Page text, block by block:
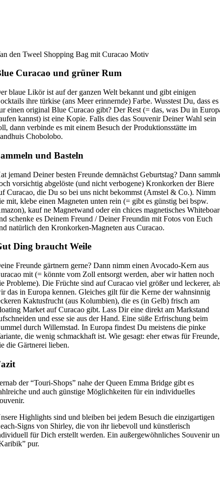
den Tweel Shopping Bag mit Curacao Motiv
Curacao und grüner Rum
blaue Likör ist auf der ganzen Welt bekannt und gibt einigen
ihre türkise (ans Meer erinnernde) Farbe. Wusstest Du, dass es
einen original Blue Curacao gibt? Der Rest (= das, was Du in
kannst) ist eine Kopie. Falls dies das Souvenir Deiner Wahl sein
dann verbinde es mit einem Besuch der Produktionsstätte im
Chobolobo.
und Basteln
jemand Deiner besten Freunde demnächst Geburtstag? Dann
vorsichtig abgelöste (und nicht verbogene) Kronkorken der Biere
Curacao, die Du so bei uns nicht bekommst (Amstel & Co.). Nimm
mit, klebe einen Magneten unten rein (= gibt es günstig bei bspw.
kauf ne Magnetwand oder ein chices magnetisches
schenke es Deinem Freund / Deiner Freundin mit Fotos von Euch
natürlich den Kronkorken-Magneten aus Curacao.
Ding braucht Weile
Freunde gärtnern gerne? Dann nimm einen Avocado-Kern aus
mit (= könnte vom Zoll entsorgt werden, aber wir hatten noch
Probleme). Die Früchte sind auf Curacao viel größer und leckerer,
das in Europa kennen. Gleiches gilt für die Kerne der wahnsinnig
Kaktusfrucht (aus Kolumbien), die es (in Gelb) frisch am
Market auf Curacao gibt. Lass Dir eine direkt am Markstand
und esse sie aus der Hand. Eine süße Erfrischung beim
durch Willemstad. In Europa findest Du meistens die pinke
die wenig schmackhaft ist. Wie gesagt: eher etwas für Freunde,
die Gärtnerei lieben.
der “Touri-Shops” nahe der Queen Emma Bridge gibt es
und auch günstige Möglichkeiten für ein individuelles
Highlights sind und bleiben bei jedem Besuch die einzigartigen
Signs von Shirley, die von ihr liebevoll und künstlerisch
für Dich erstellt werden. Ein außergewöhnliches Souvenir
pur.